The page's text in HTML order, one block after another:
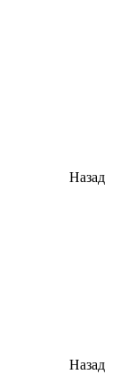
Назад
Назад